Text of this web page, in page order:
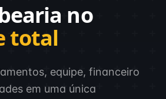
no
total
equipe, financeiro
em uma única